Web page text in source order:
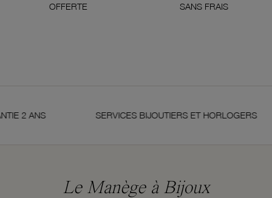
OFFERTE
SANS FRAIS
SERVICES BIJOUTIERS ET HORLOGERS
Le Manège à Bijoux